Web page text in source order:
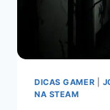
DICAS GAMER
NA STEAM